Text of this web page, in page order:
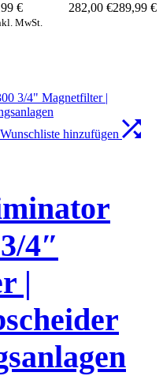
289,99 €
€ 282,00 €
MwSt.
hinzufügen
4″
|